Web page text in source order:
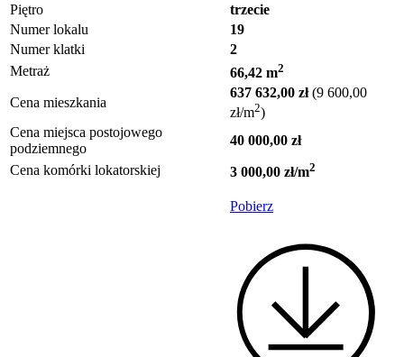
Piętro
trzecie
Numer lokalu
19
Numer klatki
2
Metraż
66,42 m2
Cena mieszkania
637 632,00 zł (9 600,00
zł/m2)
Cena miejsca postojowego
podziemnego
40 000,00 zł
Cena komórki lokatorskiej
3 000,00 zł/m2
Pobierz